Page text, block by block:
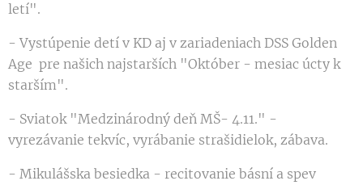
letí".
- Vystúpenie detí v KD aj v zariadeniach DSS Golden
Age pre našich najstarších "Október - mesiac úcty k
starším".
- Sviatok "Medzinárodný deň MŠ- 4.11." -
vyrezávanie tekvíc, vyrábanie strašidielok, zábava.
- Mikulášska besiedka - recitovanie básní a spev